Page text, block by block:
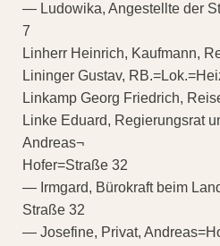
— Ludowika, Angestellte der
7
Linherr Heinrich, Kaufmann,
Lininger Gustav,
Linkamp Georg Friedrich,
Linke Eduard, Regierungsrat
Andreas¬
Hofer=Straße 32
— Irmgard, Bürokraft beim
Straße 32
— Josefine, Privat,